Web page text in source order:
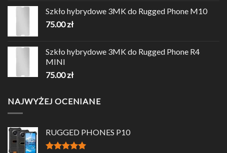
Szkło hybrydowe 3MK do Rugged Phone M10
75.00zł
Szkło hybrydowe 3MK do Rugged Phone R4
MINI
75.00zł
NAJWYŻEJ OCENIANE
RUGGED PHONES P10